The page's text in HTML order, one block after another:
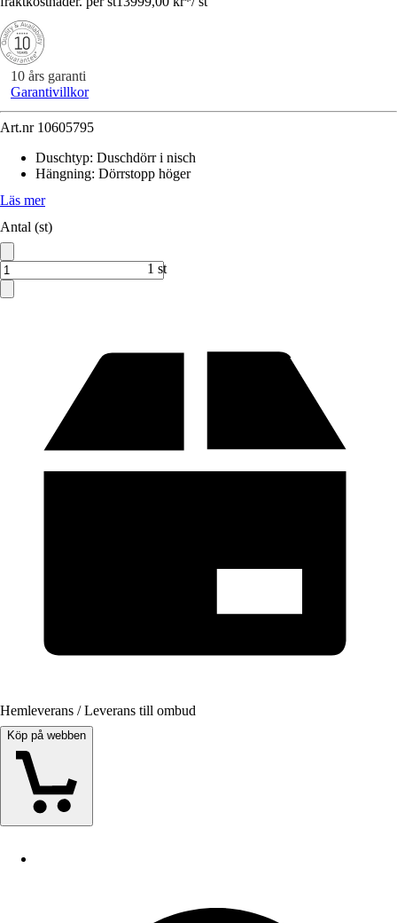
10 års garanti
Garantivillkor
Art.nr 10605795
Duschtyp: Duschdörr i nisch
Hängning: Dörrstopp höger
Läs mer
Antal (st)
1 st
Hemleverans / Leverans till ombud
Köp på webben